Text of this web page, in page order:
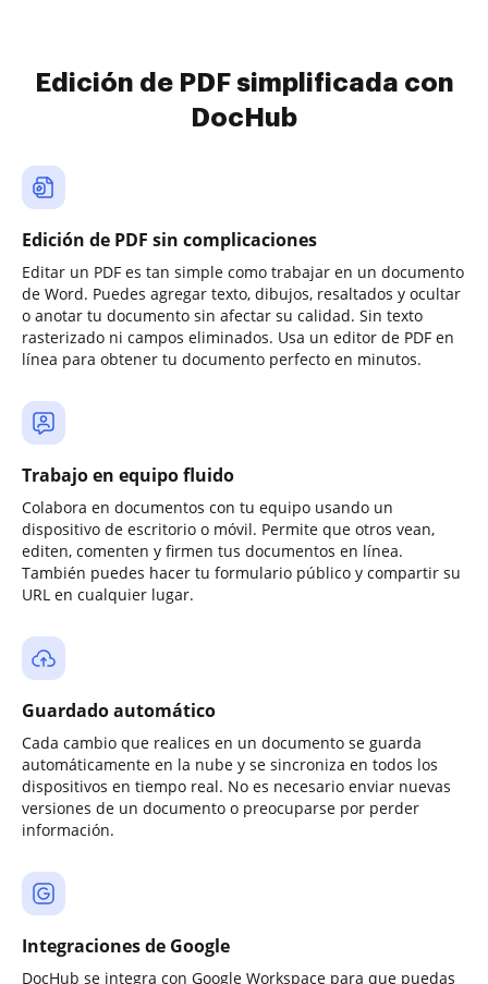
Edición de PDF simplificada con
DocHub
Edición de PDF sin complicaciones
Editar un PDF es tan simple como trabajar en un documento
de Word. Puedes agregar texto, dibujos, resaltados y ocultar
o anotar tu documento sin afectar su calidad. Sin texto
rasterizado ni campos eliminados. Usa un editor de PDF en
línea para obtener tu documento perfecto en minutos.
Trabajo en equipo fluido
Colabora en documentos con tu equipo usando un
dispositivo de escritorio o móvil. Permite que otros vean,
editen, comenten y firmen tus documentos en línea.
También puedes hacer tu formulario público y compartir su
URL en cualquier lugar.
Guardado automático
Cada cambio que realices en un documento se guarda
automáticamente en la nube y se sincroniza en todos los
dispositivos en tiempo real. No es necesario enviar nuevas
versiones de un documento o preocuparse por perder
información.
Integraciones de Google
DocHub se integra con Google Workspace para que puedas